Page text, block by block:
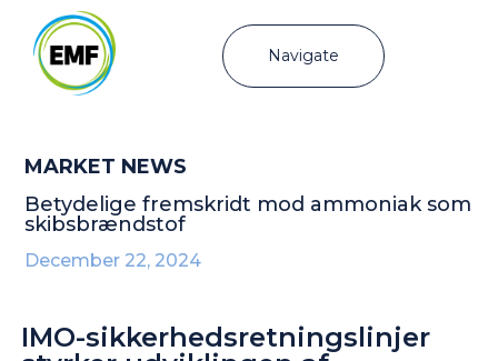
Navigate
MARKET NEWS
Betydelige fremskridt mod ammoniak som
skibsbrændstof
December 22, 2024
IMO-sikkerhedsretningslinjer